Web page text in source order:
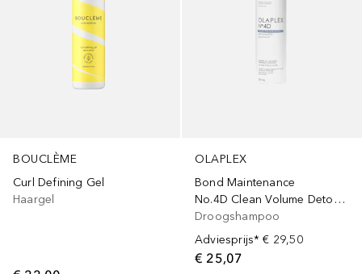
BOUCLÈME
Curl Defining Gel
Haargel
OLAPLEX
Bond Maintenance
No.4D Clean Volume Detox Dry Shampoo
Droogshampoo
Adviesprijs* € 29,50
€ 25,07